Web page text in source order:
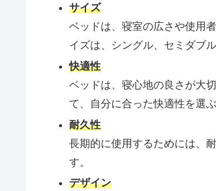
サイズ
ベッドは、寝室の広さや使用
イズは、シングル、セミダブ
快適性
ベッドは、寝心地の良さが大
て、自分に合った快適性を選
耐久性
長期的に使用するためには、
す。
デザイン